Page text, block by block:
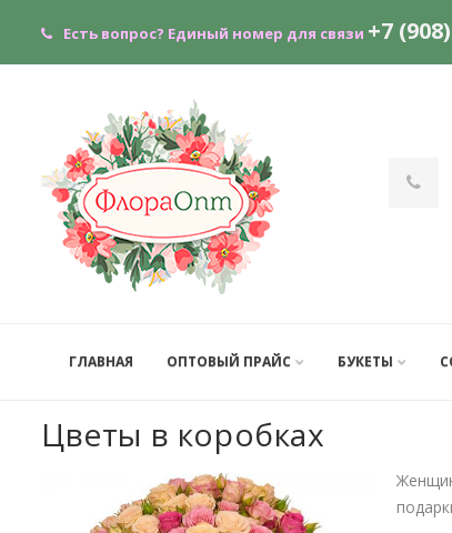
Есть вопрос? Единый номер для связи +7
ГЛАВНАЯ ОПТОВЫЙ ПРАЙС БУКЕТЫ
Цветы в коробках